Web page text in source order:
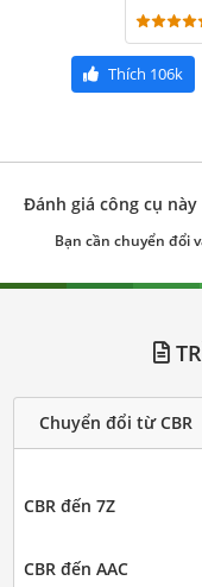
Thích 106k
Đánh giá công cụ này
Bạn cần chuyển đổi
Chuyển đổi từ CBR
CBR đến 7Z
CBR đến AAC